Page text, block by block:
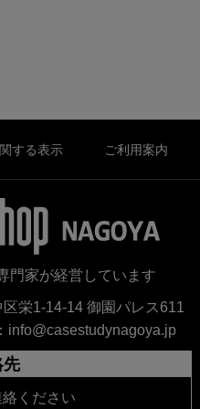
する表示 ご利用案内
門家が経営しています
栄1-14-14 御園パレス611
info@casestudynagoya.jp
先
ください